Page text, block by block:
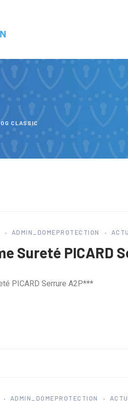
CLASSIC
ADMIN_DOMEPROTECTION
Sureté PICARD
PICARD Serrure A2P***
ADMIN_DOMEPROTECTION